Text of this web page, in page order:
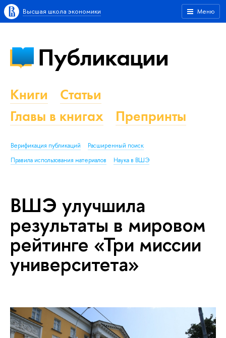
Меню
Высшая школа экономики
Публикации
Книги
Статьи
Главы в книгах
Препринты
Верификация публикаций
Расширенный поиск
Правила использования материалов
Наука в ВШЭ
ВШЭ улучшила
результаты в мировом
рейтинге «Три миссии
университета»